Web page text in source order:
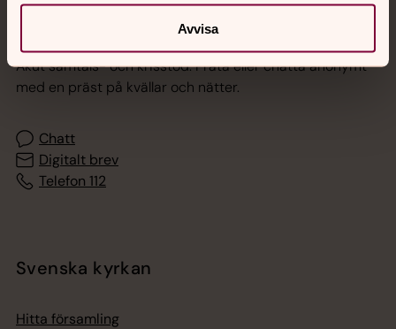
Avvisa
Jourhavande präst
Akut samtals- och krisstöd. Prata eller chatta anonymt
med en präst på kvällar och nätter.
Chatt
Digitalt brev
Telefon 112
Svenska kyrkan
Hitta församling